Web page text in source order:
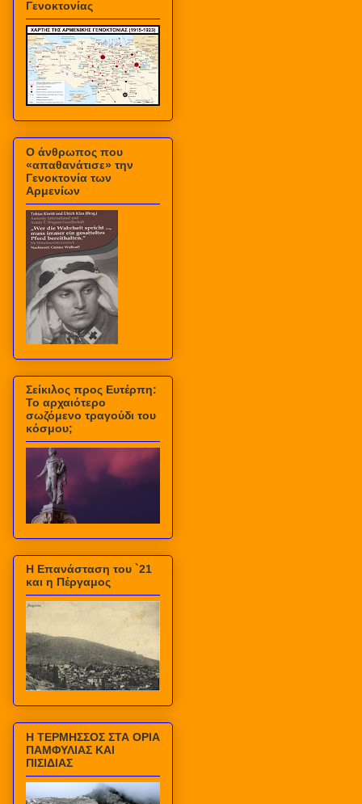
Γενοκτονίας
Ο άνθρωπος που
«απαθανάτισε» την
Γενοκτονία των
Αρμενίων
Σείκιλος προς Ευτέρπη:
Το αρχαιότερο
σωζόμενο τραγούδι του
κόσμου;
Η Επανάσταση του `21
και η Πέργαμος
Η ΤΕΡΜΗΣΣΟΣ ΣΤΑ ΟΡΙΑ
ΠΑΜΦΥΛΙΑΣ ΚΑΙ
ΠΙΣΙΔΙΑΣ